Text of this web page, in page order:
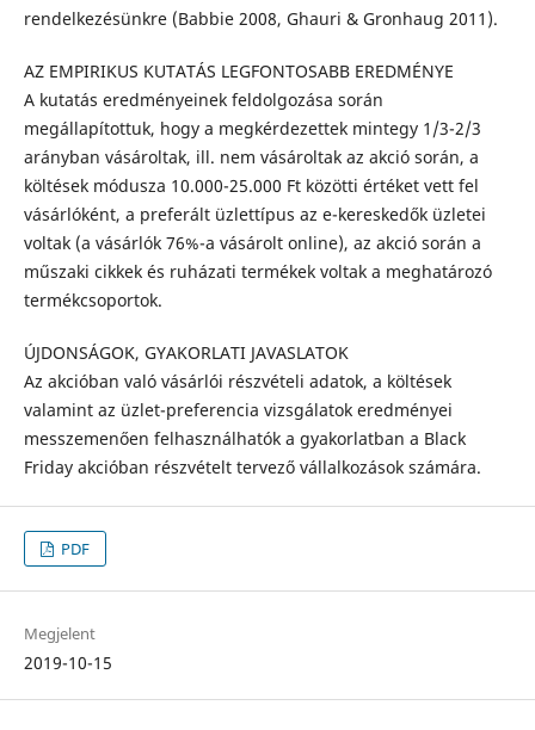
rendelkezésünkre (Babbie 2008, Ghauri & Gronhaug 2011).
AZ EMPIRIKUS KUTATÁS LEGFONTOSABB EREDMÉNYE
A kutatás eredményeinek feldolgozása során
megállapítottuk, hogy a megkérdezettek mintegy 1/3-2/3
arányban vásároltak, ill. nem vásároltak az akció során, a
költések módusza 10.000-25.000 Ft közötti értéket vett fel
vásárlóként, a preferált üzlettípus az e-kereskedők üzletei
voltak (a vásárlók 76%-a vásárolt online), az akció során a
műszaki cikkek és ruházati termékek voltak a meghatározó
termékcsoportok.
ÚJDONSÁGOK, GYAKORLATI JAVASLATOK
Az akcióban való vásárlói részvételi adatok, a költések
valamint az üzlet-preferencia vizsgálatok eredmé­nyei
messzemenően felhasználhatók a gyakorlatban a Black
Friday akcióban részvételt tervező vállalkozások számára.
PDF
Megjelent
2019-10-15